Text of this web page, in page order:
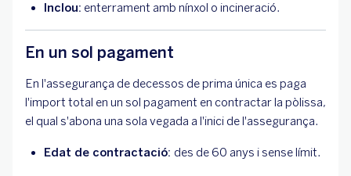
Inclou: enterrament amb nínxol o incineració.
En un sol pagament
En l'assegurança de decessos de prima única es paga
l'import total en un sol pagament en contractar la pòlissa,
el qual s'abona una sola vegada a l'inici de l'assegurança.
Edat de contractació: des de 60 anys i sense límit.